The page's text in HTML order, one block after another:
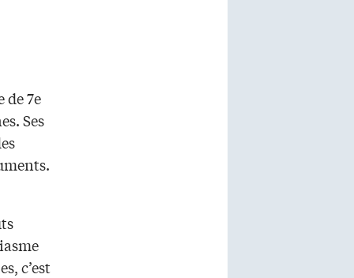
de 7e
Ses
c’est